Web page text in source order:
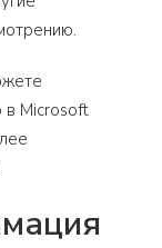
в Microsoft